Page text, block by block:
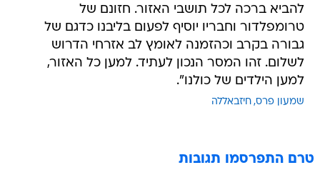
להביא ברכה לכל תושבי האזור. חזונם של
טרומפלדור וחבריו יוסיף לפעום בליבנו כדגם של
גבורה בקרב וכהזמנה לאומץ לב אזרחי הדרוש
לשלום. זהו המסר הנכון לעתיד. למען כל האזור,
למען הילדים של כולנו".
שמעון פרס חיזבאללה
טרם התפרסמו תגובות